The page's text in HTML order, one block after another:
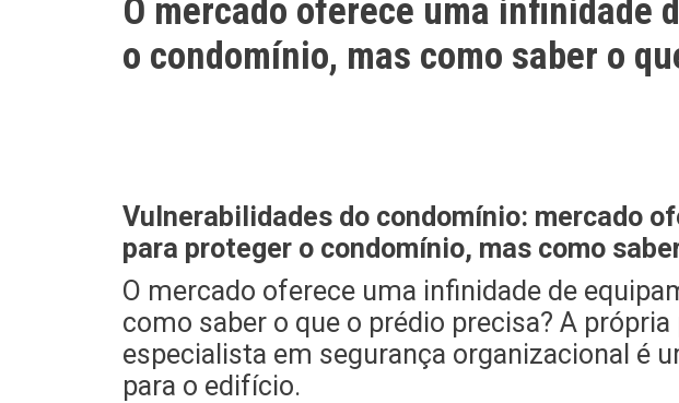
O mercado oferece uma infinidade
o condomínio, mas como saber o
Vulnerabilidades do condomínio: mercado
para proteger o condomínio, mas como
O mercado oferece uma infinidade de
como saber o que o prédio precisa? A
especialista em segurança organizacional é
para o edifício.